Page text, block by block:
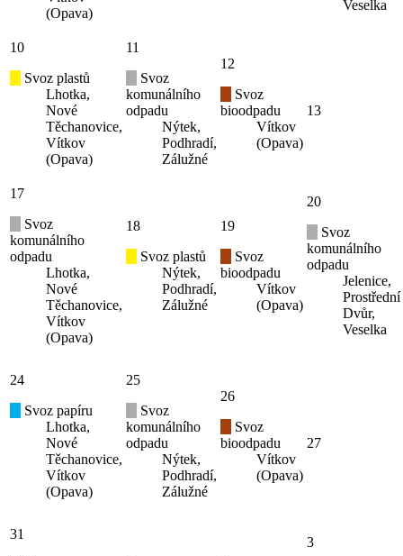
(Opava)
Veselka
10
Svoz plastů
Lhotka,
Nové
Těchanovice,
Vítkov
(Opava)
11
Svoz
komunálního
odpadu
Nýtek,
Podhradí,
Zálužné
12
Svoz
bioodpadu
Vítkov
(Opava)
13
17
Svoz
komunálního
odpadu
Lhotka,
Nové
Těchanovice,
Vítkov
(Opava)
18
Svoz plastů
Nýtek,
Podhradí,
Zálužné
19
Svoz
bioodpadu
Vítkov
(Opava)
20
Svoz
komunálního
odpadu
Jelenice,
Prostřední
Dvůr,
Veselka
24
Svoz papíru
Lhotka,
Nové
Těchanovice,
Vítkov
(Opava)
25
Svoz
komunálního
odpadu
Nýtek,
Podhradí,
Zálužné
26
Svoz
bioodpadu
Vítkov
(Opava)
27
31
3